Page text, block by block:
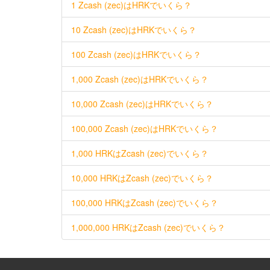
1 Zcash (zec)はHRKでいくら？
10 Zcash (zec)はHRKでいくら？
100 Zcash (zec)はHRKでいくら？
1,000 Zcash (zec)はHRKでいくら？
10,000 Zcash (zec)はHRKでいくら？
100,000 Zcash (zec)はHRKでいくら？
1,000 HRKはZcash (zec)でいくら？
10,000 HRKはZcash (zec)でいくら？
100,000 HRKはZcash (zec)でいくら？
1,000,000 HRKはZcash (zec)でいくら？